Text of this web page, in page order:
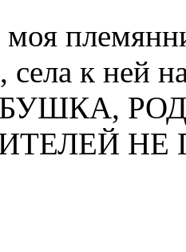
моя
к ней
НЕ